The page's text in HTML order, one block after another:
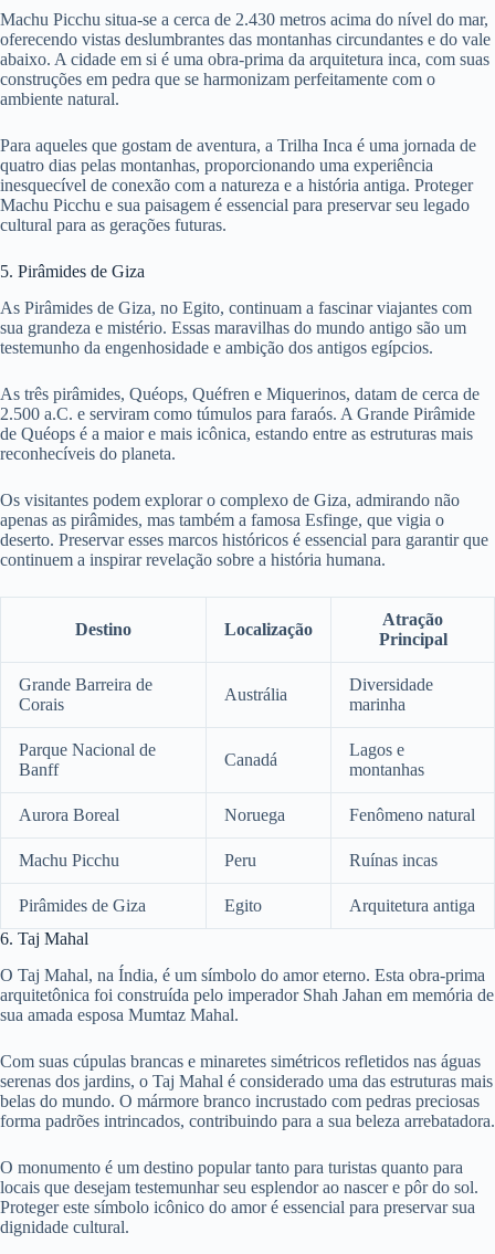
Machu Picchu situa-se a cerca de 2.430 metros acima do nível do mar,
oferecendo vistas deslumbrantes das montanhas circundantes e do vale
abaixo. A cidade em si é uma obra-prima da arquitetura inca, com suas
construções em pedra que se harmonizam perfeitamente com o
ambiente natural.
Para aqueles que gostam de aventura, a Trilha Inca é uma jornada de
quatro dias pelas montanhas, proporcionando uma experiência
inesquecível de conexão com a natureza e a história antiga. Proteger
Machu Picchu e sua paisagem é essencial para preservar seu legado
cultural para as gerações futuras.
5. Pirâmides de Giza
As Pirâmides de Giza, no Egito, continuam a fascinar viajantes com
sua grandeza e mistério. Essas maravilhas do mundo antigo são um
testemunho da engenhosidade e ambição dos antigos egípcios.
As três pirâmides, Quéops, Quéfren e Miquerinos, datam de cerca de
2.500 a.C. e serviram como túmulos para faraós. A Grande Pirâmide
de Quéops é a maior e mais icônica, estando entre as estruturas mais
reconhecíveis do planeta.
Os visitantes podem explorar o complexo de Giza, admirando não
apenas as pirâmides, mas também a famosa Esfinge, que vigia o
deserto. Preservar esses marcos históricos é essencial para garantir que
continuem a inspirar revelação sobre a história humana.
Destino Localização
Atração
Principal
Grande Barreira de
Corais
Austrália
Diversidade
marinha
Parque Nacional de
Banff
Canadá
Lagos e
montanhas
Aurora Boreal Noruega Fenômeno natural
Machu Picchu Peru Ruínas incas
Pirâmides de Giza Egito
Arquitetura antiga
6. Taj Mahal
O Taj Mahal, na Índia, é um símbolo do amor eterno. Esta obra-prima
arquitetônica foi construída pelo imperador Shah Jahan em memória de
sua amada esposa Mumtaz Mahal.
Com suas cúpulas brancas e minaretes simétricos refletidos nas águas
serenas dos jardins, o Taj Mahal é considerado uma das estruturas mais
belas do mundo. O mármore branco incrustado com pedras preciosas
forma padrões intrincados, contribuindo para a sua beleza arrebatadora.
O monumento é um destino popular tanto para turistas quanto para
locais que desejam testemunhar seu esplendor ao nascer e pôr do sol.
Proteger este símbolo icônico do amor é essencial para preservar sua
dignidade cultural.